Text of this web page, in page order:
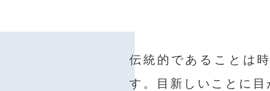
伝統的であることは
す。目新しいことに